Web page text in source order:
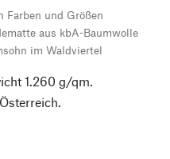
Farben und Größen
aus kbA-Baumwolle
im Waldviertel
1.260 g/qm.